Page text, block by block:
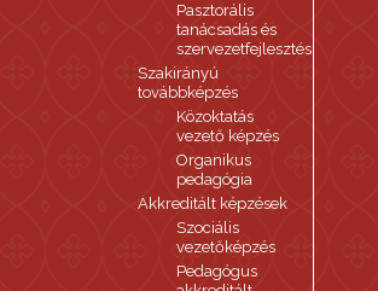
Pasztorális
tanácsadás és
szervezetfejlesztés
Szakirányú
továbbképzés
Közoktatás
vezető képzés
Organikus
pedagógia
Akkreditált képzések
Szociális
vezetőképzés
Pedagógus